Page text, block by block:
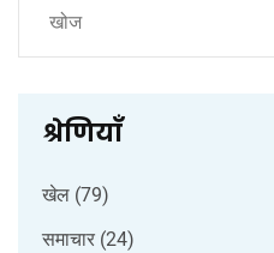
श्रेणियाँ
खेल (79)
समाचार (24)